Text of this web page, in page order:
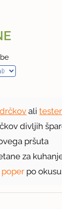
ali
divljih
pršuta
za
poper po okusu